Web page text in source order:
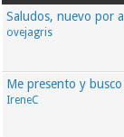
Saludos, nuevo por
ovejagris
Me presento y
IreneC